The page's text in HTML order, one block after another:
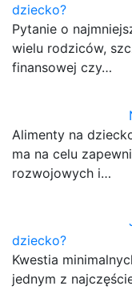
dziecko?
Pytanie o
wielu rodziców,
finansowej czy…
Alimenty na
ma na celu
rozwojowych i…
dziecko?
Kwestia
jednym z